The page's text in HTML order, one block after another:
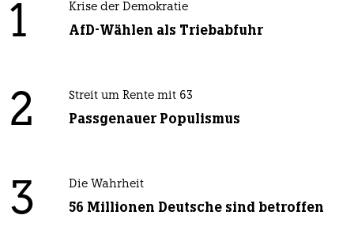
1 Krise der Demokratie
AfD-Wählen als Triebabfuhr
2 Streit um Rente mit 63
Passgenauer Populismus
3 Die Wahrheit
56 Millionen Deutsche sind betroffen